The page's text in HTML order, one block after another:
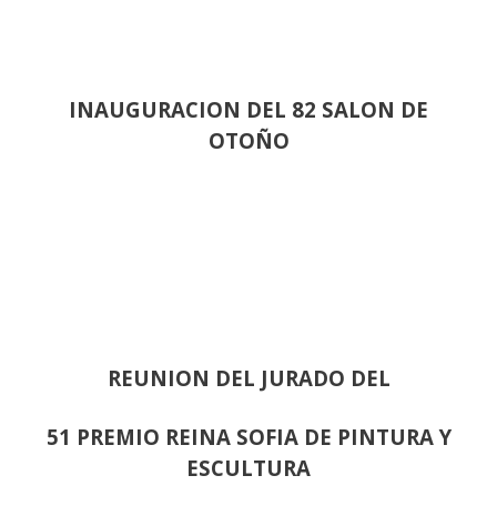
INAUGURACION DEL 82 SALON DE
OTOÑO
REUNION DEL JURADO DEL
51 PREMIO REINA SOFIA DE PINTURA Y
ESCULTURA